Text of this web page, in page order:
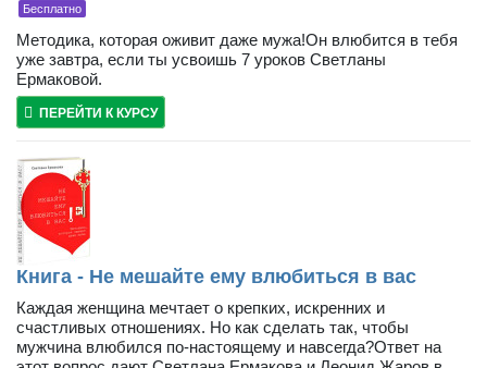
Бесплатно
Методика, которая оживит даже мужа!Он влюбится в тебя
уже завтра, если ты усвоишь 7 уроков Светланы
Ермаковой.
ПЕРЕЙТИ К КУРСУ
Книга - Не мешайте ему влюбиться в вас
Каждая женщина мечтает о крепких, искренних и
счастливых отношениях. Но как сделать так, чтобы
мужчина влюбился по-настоящему и навсегда?Ответ на